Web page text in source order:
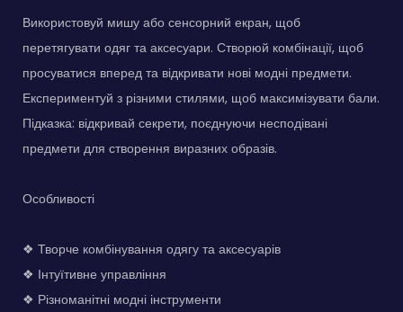
Використовуй мишу або сенсорний екран, щоб
перетягувати одяг та аксесуари. Створюй комбінації, щоб
просуватися вперед та відкривати нові модні предмети.
Експериментуй з різними стилями, щоб максимізувати бали.
Підказка: відкривай секрети, поєднуючи несподівані
предмети для створення виразних образів.
Особливості
❖ Творче комбінування одягу та аксесуарів
❖ Інтуїтивне управління
❖ Різноманітні модні інструменти